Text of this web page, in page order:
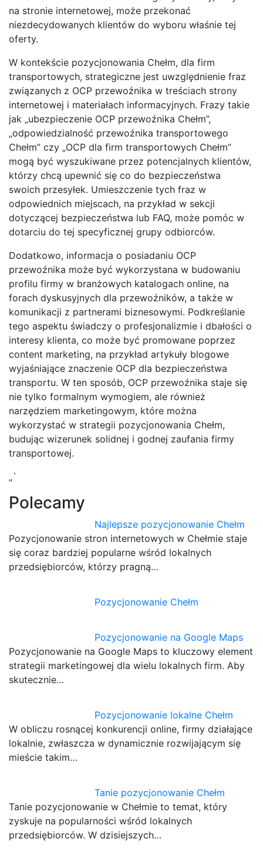
na stronie internetowej, może przekonać
niezdecydowanych klientów do wyboru właśnie tej
oferty.
W kontekście pozycjonowania Chełm, dla firm
transportowych, strategiczne jest uwzględnienie fraz
związanych z OCP przewoźnika w treściach strony
internetowej i materiałach informacyjnych. Frazy takie
jak „ubezpieczenie OCP przewoźnika Chełm”,
„odpowiedzialność przewoźnika transportowego
Chełm” czy „OCP dla firm transportowych Chełm”
mogą być wyszukiwane przez potencjalnych klientów,
którzy chcą upewnić się co do bezpieczeństwa
swoich przesyłek. Umieszczenie tych fraz w
odpowiednich miejscach, na przykład w sekcji
dotyczącej bezpieczeństwa lub FAQ, może pomóc w
dotarciu do tej specyficznej grupy odbiorców.
Dodatkowo, informacja o posiadaniu OCP
przewoźnika może być wykorzystana w budowaniu
profilu firmy w branżowych katalogach online, na
forach dyskusyjnych dla przewoźników, a także w
komunikacji z partnerami biznesowymi. Podkreślanie
tego aspektu świadczy o profesjonalizmie i dbałości o
interesy klienta, co może być promowane poprzez
content marketing, na przykład artykuły blogowe
wyjaśniające znaczenie OCP dla bezpieczeństwa
transportu. W ten sposób, OCP przewoźnika staje się
nie tylko formalnym wymogiem, ale również
narzędziem marketingowym, które można
wykorzystać w strategii pozycjonowania Chełm,
budując wizerunek solidnej i godnej zaufania firmy
transportowej.
„`
Polecamy
Najlepsze pozycjonowanie Chełm
Pozycjonowanie stron internetowych w Chełmie staje
się coraz bardziej popularne wśród lokalnych
przedsiębiorców, którzy pragną…
Pozycjonowanie Chełm
Pozycjonowanie na Google Maps
Pozycjonowanie na Google Maps to kluczowy element
strategii marketingowej dla wielu lokalnych firm. Aby
skutecznie…
Pozycjonowanie lokalne Chełm
W obliczu rosnącej konkurencji online, firmy działające
lokalnie, zwłaszcza w dynamicznie rozwijającym się
mieście takim…
Tanie pozycjonowanie Chełm
Tanie pozycjonowanie w Chełmie to temat, który
zyskuje na popularności wśród lokalnych
przedsiębiorców. W dzisiejszych…